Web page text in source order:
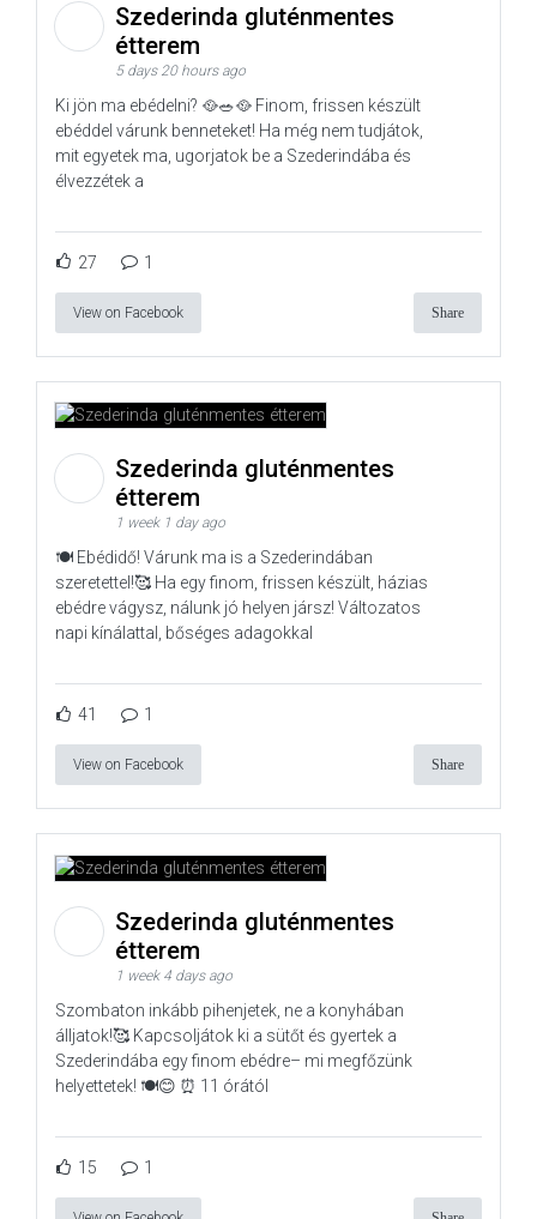
Szederinda gluténmentes
étterem
5 days 20 hours ago
Ki jön ma ebédelni? 🥘🥗🥘 Finom, frissen készült
ebéddel várunk benneteket! Ha még nem tudjátok,
mit egyetek ma, ugorjatok be a Szederindába és
élvezzétek a
27 1
View on Facebook Share
Szederinda gluténmentes
étterem
1 week 1 day ago
🍽️ Ebédidő! Várunk ma is a Szederindában
szeretettel!🥰 Ha egy finom, frissen készült, házias
ebédre vágysz, nálunk jó helyen jársz! Változatos
napi kínálattal, bőséges adagokkal
41 1
View on Facebook Share
Szederinda gluténmentes
étterem
1 week 4 days ago
Szombaton inkább pihenjetek, ne a konyhában
álljatok!🥰 Kapcsoljátok ki a sütőt és gyertek a
Szederindába egy finom ebédre– mi megfőzünk
helyettetek! 🍽️😊 ⏰ 11 órától
15 1